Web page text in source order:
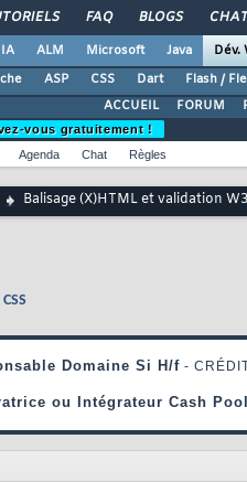
FAQ BLOGS
IA ALM Microsoft Java Dév.
ASP CSS Dart Flash /
ACCUEIL
FORUM
vous gratuitement !
Agenda Chat Règles
Balisage (X)HTML et validation